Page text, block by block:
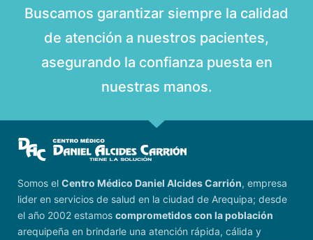
Buscamos garantizar siempre la calidad
de atención a nuestros pacientes,
asegurando la confianza puesta en
nuestras manos.
Somos el Centro Médico Daniel Alcides Carrión, empresa
lider en servicios de salud en la ciudad de Arequipa; desde
el año 2002 estamos comprometidos con la población
arequipeña en brindarle una atención rápida, cálida y